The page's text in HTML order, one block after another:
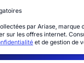
par Ariase, marque
sur les offres internet.
et de gestion de